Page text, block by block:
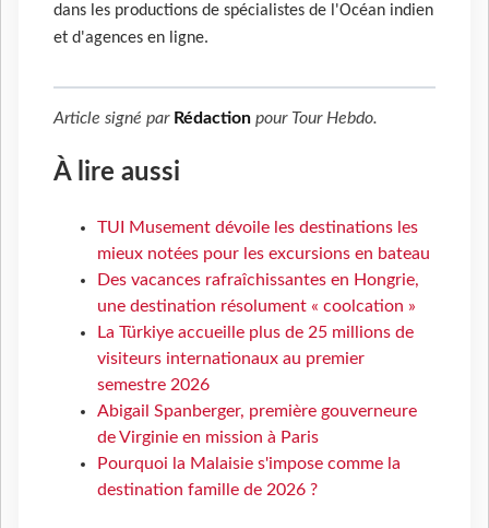
dans les productions de spécialistes de l'Océan indien
et d'agences en ligne.
Article signé par Rédaction pour Tour Hebdo.
À lire aussi
TUI Musement dévoile les destinations les
mieux notées pour les excursions en bateau
Des vacances rafraîchissantes en Hongrie,
une destination résolument « coolcation »
La Türkiye accueille plus de 25 millions de
visiteurs internationaux au premier
semestre 2026
Abigail Spanberger, première gouverneure
de Virginie en mission à Paris
Pourquoi la Malaisie s'impose comme la
destination famille de 2026 ?